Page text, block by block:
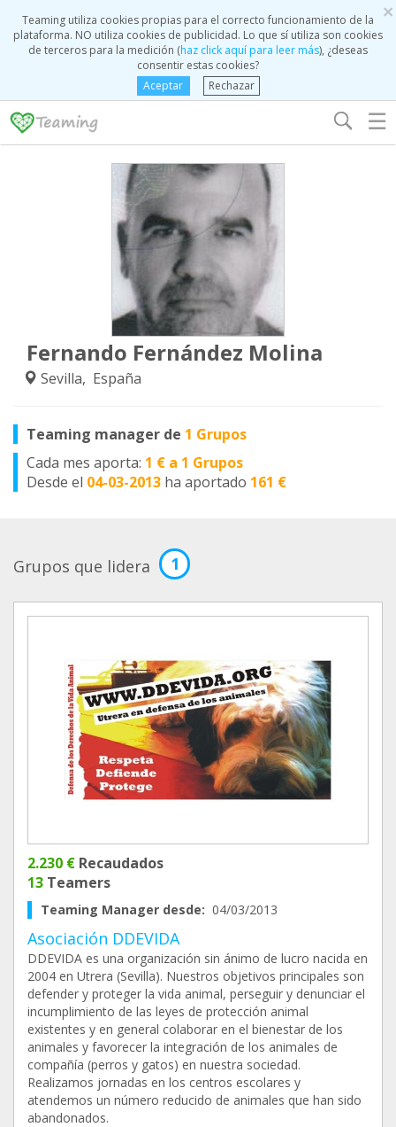
×
Teaming utiliza cookies propias para el correcto funcionamiento de la
plataforma. NO utiliza cookies de publicidad. Lo que sí utiliza son cookies
de terceros para la medición (haz click aquí para leer más), ¿deseas
consentir estas cookies?
Aceptar
Rechazar
☰
Fernando Fernández Molina
Sevilla, España
Teaming manager de 1 Grupos
Cada mes aporta: 1 € a 1 Grupos
Desde el 04-03-2013 ha aportado 161 €
Grupos que lidera 1
2.230 € Recaudados
13 Teamers
Teaming Manager desde: 04/03/2013
Asociación DDEVIDA
DDEVIDA es una organización sin ánimo de lucro nacida en
2004 en Utrera (Sevilla). Nuestros objetivos principales son
defender y proteger la vida animal, perseguir y denunciar el
incumplimiento de las leyes de protección animal
existentes y en general colaborar en el bienestar de los
animales y favorecer la integración de los animales de
compañía (perros y gatos) en nuestra sociedad.
Realizamos jornadas en los centros escolares y
atendemos un número reducido de animales que han sido
abandonados.